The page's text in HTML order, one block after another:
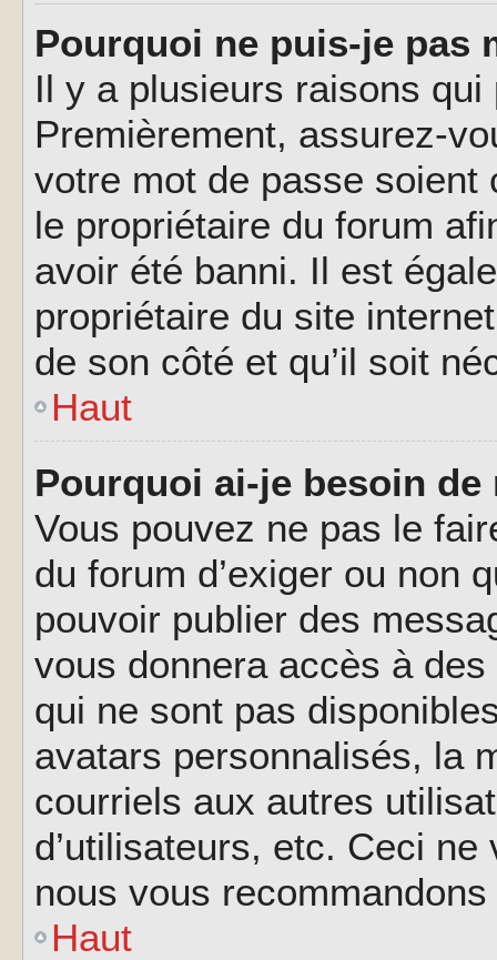
Pourquoi ne puis-je pas
Il y a plusieurs raisons
Premièrement, assurez-
votre mot de passe soient
le propriétaire du forum
avoir été banni. Il est
propriétaire du site
de son côté et qu’il soit
Haut
Pourquoi ai-je besoin
Vous pouvez ne pas le
du forum d’exiger ou non
pouvoir publier des
vous donnera accès à
qui ne sont pas
avatars personnalisés, la
courriels aux autres
d’utilisateurs, etc. Ceci
nous vous
Haut